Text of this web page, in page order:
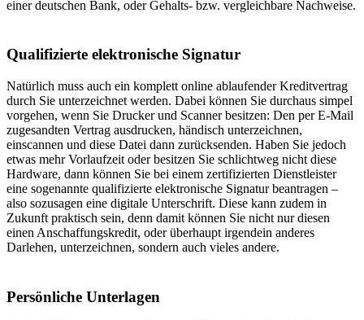
einer deutschen Bank, oder Gehalts- bzw. vergleichbare Nachweise.
Qualifizierte elektronische Signatur
Natürlich muss auch ein komplett online ablaufender Kreditvertrag
durch Sie unterzeichnet werden. Dabei können Sie durchaus simpel
vorgehen, wenn Sie Drucker und Scanner besitzen: Den per E-Mail
zugesandten Vertrag ausdrucken, händisch unterzeichnen,
einscannen und diese Datei dann zurücksenden. Haben Sie jedoch
etwas mehr Vorlaufzeit oder besitzen Sie schlichtweg nicht diese
Hardware, dann können Sie bei einem zertifizierten Dienstleister
eine sogenannte qualifizierte elektronische Signatur beantragen –
also sozusagen eine digitale Unterschrift. Diese kann zudem in
Zukunft praktisch sein, denn damit können Sie nicht nur diesen
einen Anschaffungskredit, oder überhaupt irgendein anderes
Darlehen, unterzeichnen, sondern auch vieles andere.
Persönliche Unterlagen